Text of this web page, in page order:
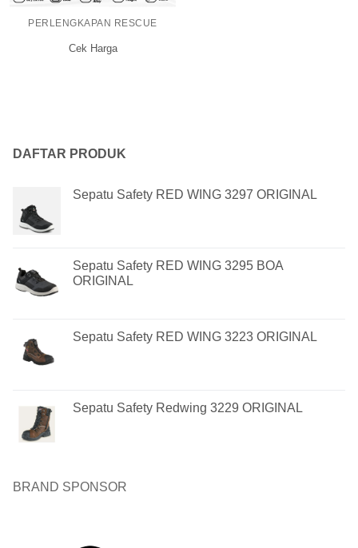
PERLENGKAPAN RESCUE
Cek Harga
DAFTAR PRODUK
Sepatu Safety RED WING 3297 ORIGINAL
Sepatu Safety RED WING 3295 BOA
ORIGINAL
Sepatu Safety RED WING 3223 ORIGINAL
Sepatu Safety Redwing 3229 ORIGINAL
BRAND SPONSOR